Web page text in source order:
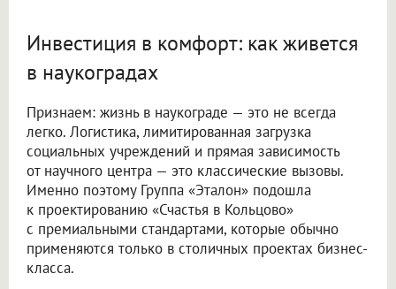
Инвестиция в комфорт: как живется
в наукоградах
Признаем: жизнь в наукограде — это не всегда
легко. Логистика, лимитированная загрузка
социальных учреждений и прямая зависимость
от научного центра — это классические вызовы.
Именно поэтому Группа «Эталон» подошла
к проектированию «Счастья в Кольцово»
с премиальными стандартами, которые обычно
применяются только в столичных проектах бизнес-
класса.